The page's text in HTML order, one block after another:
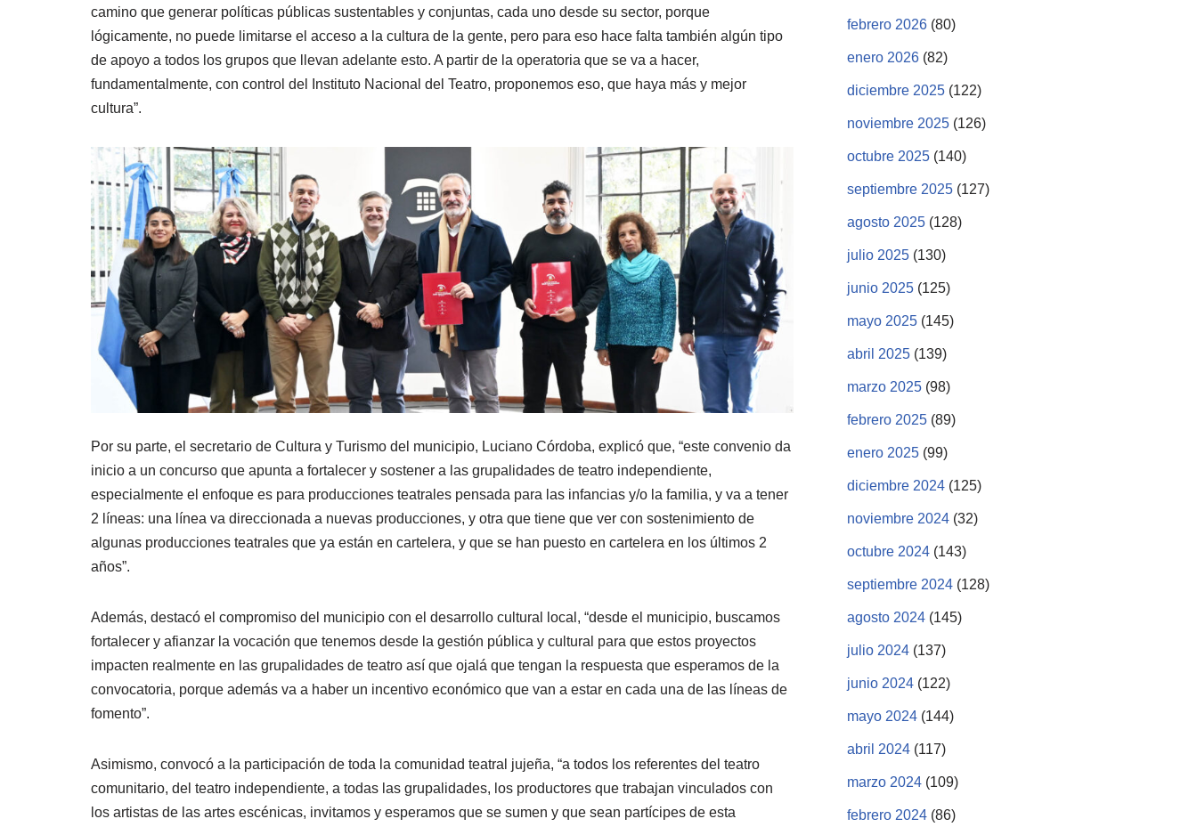
camino que generar políticas públicas sustentables y conjuntas, cada uno desde su sector, porque
lógicamente, no puede limitarse el acceso a la cultura de la gente, pero para eso hace falta también algún tipo
de apoyo a todos los grupos que llevan adelante esto. A partir de la operatoria que se va a hacer,
fundamentalmente, con control del Instituto Nacional del Teatro, proponemos eso, que haya más y mejor
cultura”.
Por su parte, el secretario de Cultura y Turismo del municipio, Luciano Córdoba, explicó que, “este convenio da
inicio a un concurso que apunta a fortalecer y sostener a las grupalidades de teatro independiente,
especialmente el enfoque es para producciones teatrales pensada para las infancias y/o la familia, y va a tener
2 líneas: una línea va direccionada a nuevas producciones, y otra que tiene que ver con sostenimiento de
algunas producciones teatrales que ya están en cartelera, y que se han puesto en cartelera en los últimos 2
años”.
Además, destacó el compromiso del municipio con el desarrollo cultural local, “desde el municipio, buscamos
fortalecer y afianzar la vocación que tenemos desde la gestión pública y cultural para que estos proyectos
impacten realmente en las grupalidades de teatro así que ojalá que tengan la respuesta que esperamos de la
convocatoria, porque además va a haber un incentivo económico que van a estar en cada una de las líneas de
fomento”.
Asimismo, convocó a la participación de toda la comunidad teatral jujeña, “a todos los referentes del teatro
comunitario, del teatro independiente, a todas las grupalidades, los productores que trabajan vinculados con
los artistas de las artes escénicas, invitamos y esperamos que se sumen y que sean partícipes de esta
febrero 2026 (80)
enero 2026 (82)
diciembre 2025 (122)
noviembre 2025 (126)
octubre 2025 (140)
septiembre 2025 (127)
agosto 2025 (128)
julio 2025 (130)
junio 2025 (125)
mayo 2025 (145)
abril 2025 (139)
marzo 2025 (98)
febrero 2025 (89)
enero 2025 (99)
diciembre 2024 (125)
noviembre 2024 (32)
octubre 2024 (143)
septiembre 2024 (128)
agosto 2024 (145)
julio 2024 (137)
junio 2024 (122)
mayo 2024 (144)
abril 2024 (117)
marzo 2024 (109)
febrero 2024 (86)